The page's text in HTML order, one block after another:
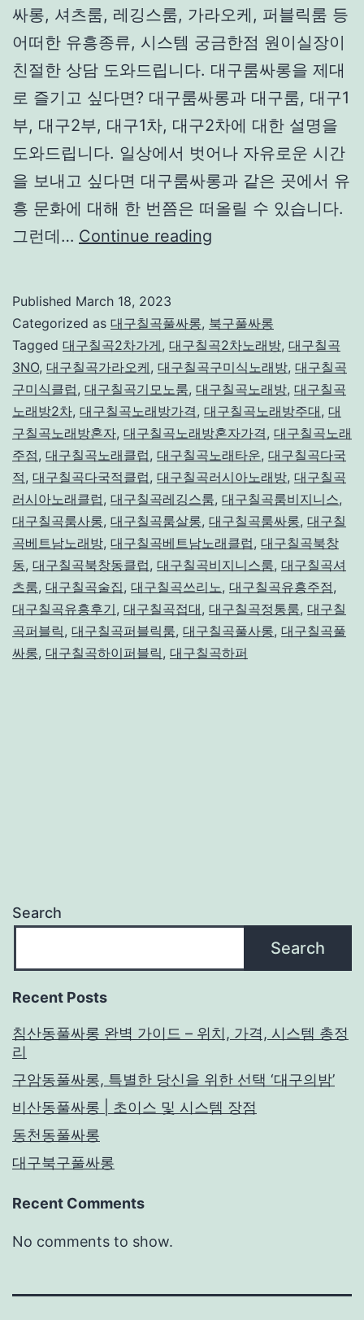
싸롱, 셔츠룸, 레깅스룸, 가라오케, 퍼블릭룸 등
어떠한 유흥종류, 시스템 궁금한점 원이실장이
친절한 상담 도와드립니다. 대구룸싸롱을 제대
로 즐기고 싶다면? 대구룸싸롱과 대구룸, 대구1
부, 대구2부, 대구1차, 대구2차에 대한 설명을
도와드립니다. 일상에서 벗어나 자유로운 시간
을 보내고 싶다면 대구룸싸롱과 같은 곳에서 유
흥 문화에 대해 한 번쯤은 떠올릴 수 있습니다.
그런데… Continue reading
싸
롱
칠
곡
Published March 18, 2023
Categorized as 대구칠곡풀싸롱, 북구풀싸롱
Tagged 대구칠곡2차가게, 대구칠곡2차노래방, 대구칠곡
3NO, 대구칠곡가라오케, 대구칠곡구미식노래방, 대구칠곡
구미식클럽, 대구칠곡기모노룸, 대구칠곡노래방, 대구칠곡
노래방2차, 대구칠곡노래방가격, 대구칠곡노래방주대, 대
구칠곡노래방혼자, 대구칠곡노래방혼자가격, 대구칠곡노래
주점, 대구칠곡노래클럽, 대구칠곡노래타운, 대구칠곡다국
적, 대구칠곡다국적클럽, 대구칠곡러시아노래방, 대구칠곡
러시아노래클럽, 대구칠곡레깅스룸, 대구칠곡룸비지니스,
대구칠곡룸사롱, 대구칠곡룸살롱, 대구칠곡룸싸롱, 대구칠
곡베트남노래방, 대구칠곡베트남노래클럽, 대구칠곡북창
동, 대구칠곡북창동클럽, 대구칠곡비지니스룸, 대구칠곡셔
츠룸, 대구칠곡술집, 대구칠곡쓰리노, 대구칠곡유흥주점,
대구칠곡유흥후기, 대구칠곡접대, 대구칠곡정통룸, 대구칠
곡퍼블릭, 대구칠곡퍼블릭룸, 대구칠곡풀사롱, 대구칠곡풀
싸롱, 대구칠곡하이퍼블릭, 대구칠곡하퍼
Search
Search
Recent Posts
침산동풀싸롱 완벽 가이드 – 위치, 가격, 시스템 총정
리
구암동풀싸롱, 특별한 당신을 위한 선택 ‘대구의밤’
비산동풀싸롱 | 초이스 및 시스템 장점
동천동풀싸롱
대구북구풀싸롱
Recent Comments
No comments to show.